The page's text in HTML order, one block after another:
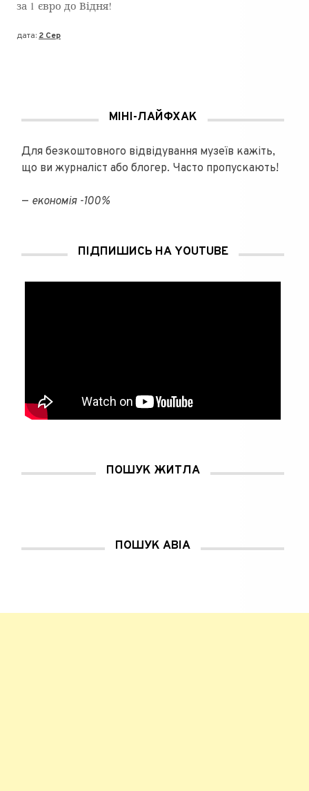
за 1 євро до Відня!
дата: 2 Сер
МІНІ-ЛАЙФХАК
Для безкоштовного відвідування музеїв кажіть,
що ви журналіст або блогер. Часто пропускають!
— економія -100%
ПІДПИШИСЬ НА YOUTUBE
ПОШУК ЖИТЛА
ПОШУК АВІА